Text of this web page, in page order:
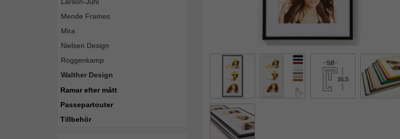
Mende Frames
Mira
Nielsen Design
Roggenkamp
Walther Design
Ramar efter mått
Passepartouter
Tillbehör